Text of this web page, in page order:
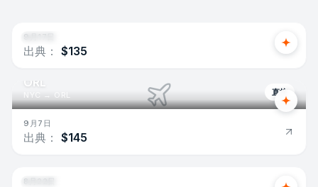
9月17日
出典： $135
ORL
NYC → ORL 直接
9月7日
出典： $145
Miami
8月22日